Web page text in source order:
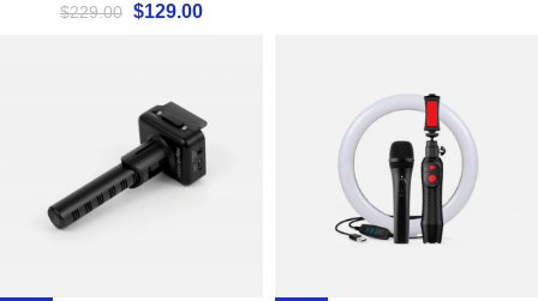
$229.00 $129.00